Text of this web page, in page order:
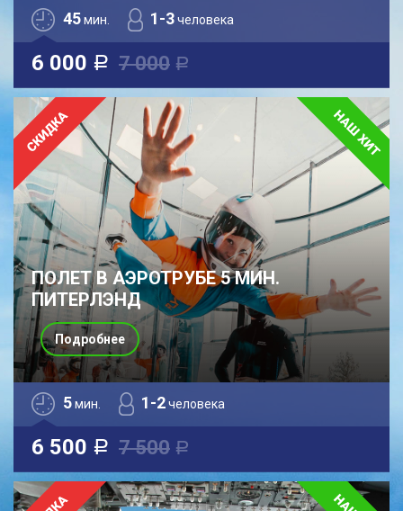
45мин. 1-3человека
6 000 a 7 000 a
ПОЛЕТ В АЭРОТРУБЕ 5 МИН.
ПИТЕРЛЭНД
5мин. 1-2человека
6 500 a 7 500 a
Подробнее